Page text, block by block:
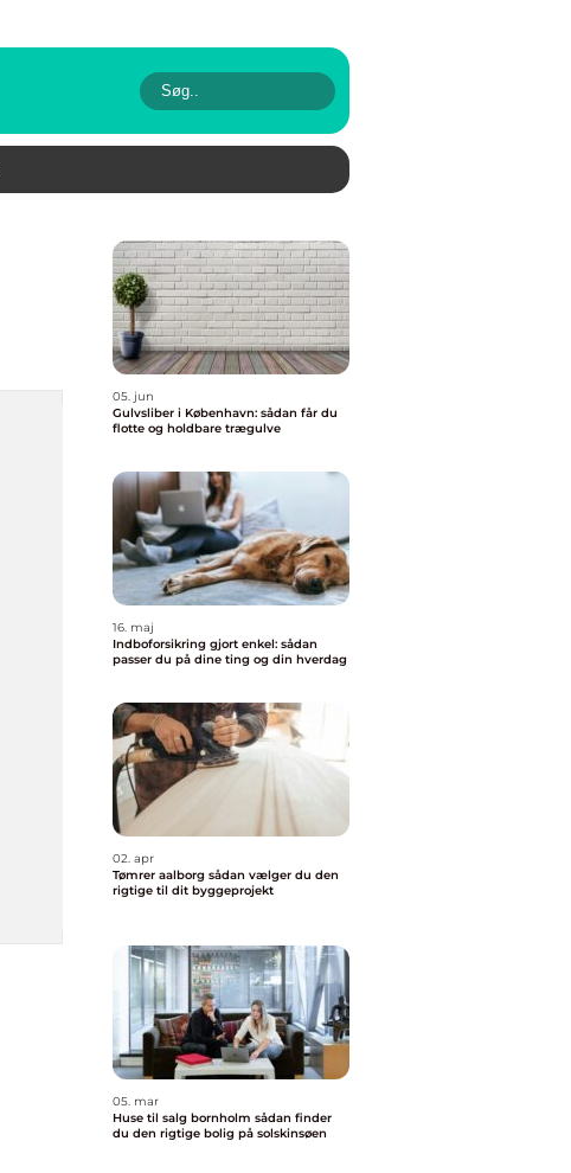
05. jun
Gulvsliber i København: sådan får du
flotte og holdbare trægulve
16. maj
Indboforsikring gjort enkel: sådan
passer du på dine ting og din hverdag
02. apr
Tømrer aalborg sådan vælger du den
rigtige til dit byggeprojekt
05. mar
Huse til salg bornholm sådan finder
du den rigtige bolig på solskinsøen